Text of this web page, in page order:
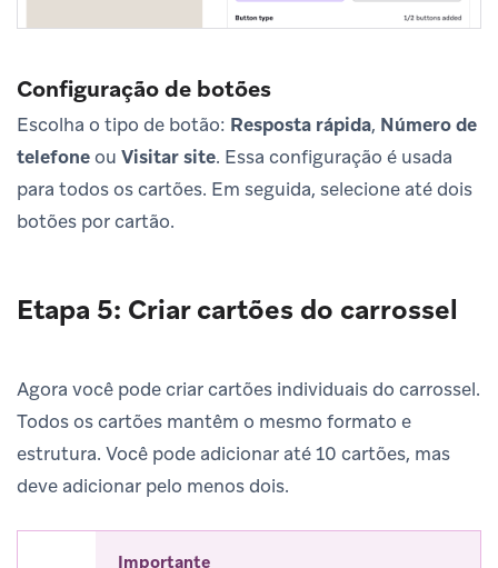
Configuração de botões
Escolha o tipo de botão: Resposta rápida, Número de
telefoneou Visitar site. Essa configuração é usada
para todos os cartões. Em seguida, selecione até dois
botões por cartão.
Etapa 5: Criar cartões do carrossel
Agora você pode criar cartões individuais do carrossel.
Todos os cartões mantêm o mesmo formato e
estrutura. Você pode adicionar até 10 cartões, mas
deve adicionar pelo menos dois.
Importante